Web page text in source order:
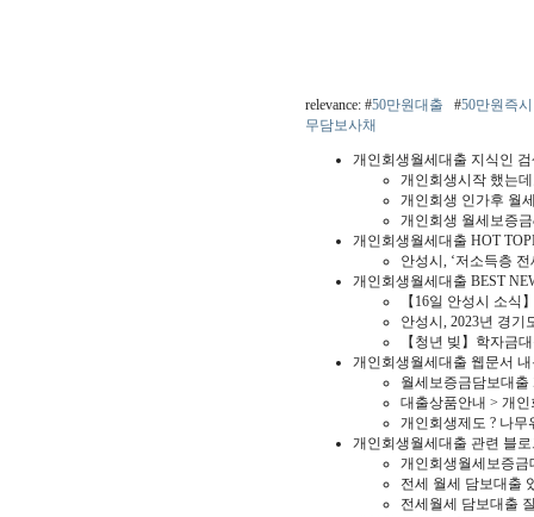
relevance: #50만원대출 #50만원즉
무담보사채
개인회생월세대출 지식인
개인회생시작 했는
개인회생 인가후 월
개인회생 월세보증
개인회생월세대출 HOT
안성시, ‘저소득층
개인회생월세대출 BEST
【16일 안성시 소
안성시, 2023년 경
【청년 빚】학자금
개인회생월세대출 웹문서
월세보증금담보대출
대출상품안내 > 개
개인회생제도 ? 나무
개인회생월세대출 관련 블
개인회생월세보증금
전세 월세 담보대출
전세월세 담보대출